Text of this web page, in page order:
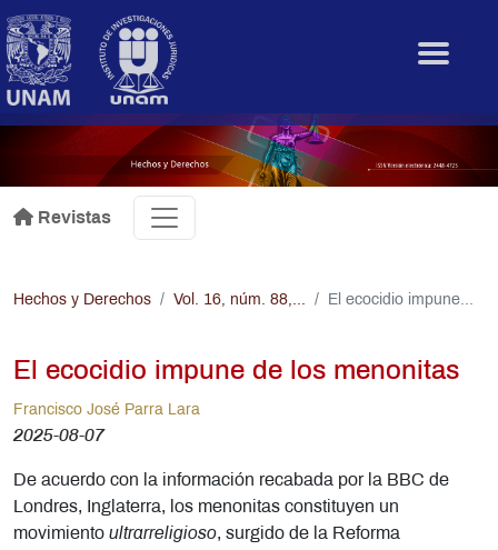
.
Revistas
Hechos y Derechos Vol. 16, núm. 88,... El ecocidio impune...
El ecocidio impune de los menonitas
Francisco José Parra Lara
2025-08-07
De acuerdo con la información recabada por la BBC de
Londres, Inglaterra, los menonitas constituyen un
movimiento ultrarreligioso, surgido de la Reforma